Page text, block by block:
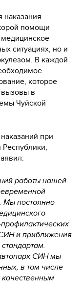
помощи
ситуациях, но и
В каждой
которое
вызовы в
Чуйской
при
работы нашей
постоянно
и приближения
СИН мы
в том числе